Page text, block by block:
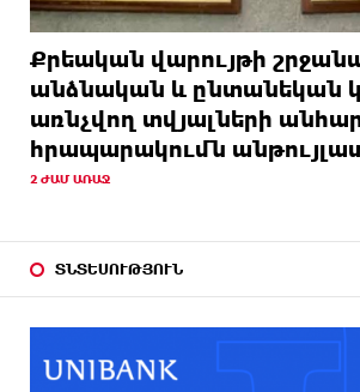
Քրեական վարույթի
անձնական և ընտանեկան
առնչվող տվյալների
հրապարակումն
2 ԺԱՄ ԱՌԱՋ
ՏՆՏԵՍՈՒԹՅՈՒՆ